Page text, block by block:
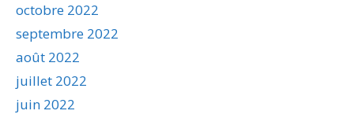
octobre 2022
septembre 2022
août 2022
juillet 2022
juin 2022